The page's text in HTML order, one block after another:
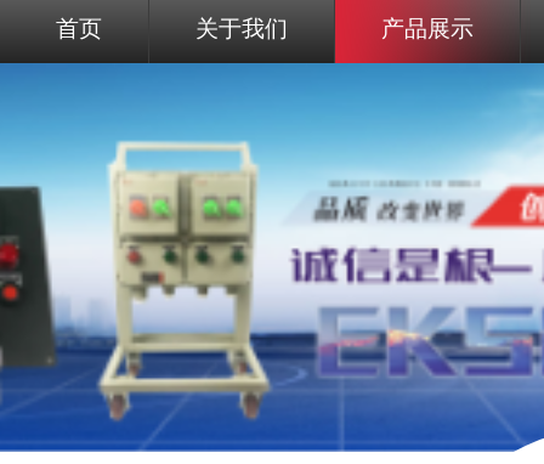
首页 关于我们 产品展示